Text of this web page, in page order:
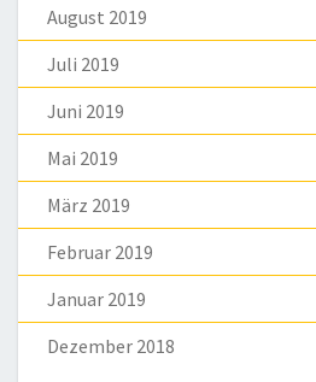
August 2019
Juli 2019
Juni 2019
Mai 2019
März 2019
Februar 2019
Januar 2019
Dezember 2018